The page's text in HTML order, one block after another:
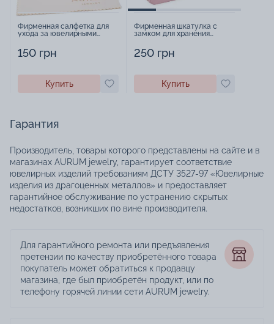
Фирменная салфетка для
ухода за ювелирными
150 грн
Купить
Фирменная шкатулка с
замком для хранения
250 грн
Купить
Гарантия
Производитель, товары которого представлены на сайте и в
магазинах AURUM jewelry, гарантирует соответствие
ювелирных изделий требованиям ДСТУ 3527-97 «Ювелирные
изделия из драгоценных металлов» и предоставляет
гарантийное обслуживание по устранению скрытых
недостатков, возникших по вине производителя.
Для гарантийного ремонта или предъявления
претензии по качеству приобретённого товара
покупатель может обратиться к продавцу
магазина, где был приобретён продукт, или по
телефону горячей линии сети AURUM jewelry.